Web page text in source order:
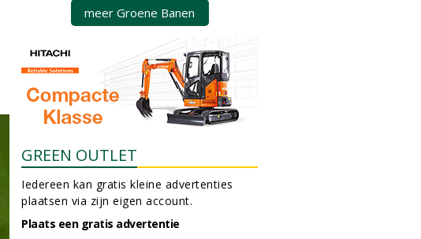
meer Groene Banen
GREEN OUTLET
Iedereen kan gratis kleine advertenties
plaatsen via zijn eigen account.
Plaats een gratis advertentie